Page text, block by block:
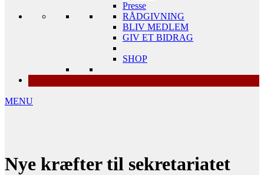
Presse
RÅDGIVNING
BLIV MEDLEM
GIV ET BIDRAG
SHOP
MENU
Nye kræfter til sekretariatet